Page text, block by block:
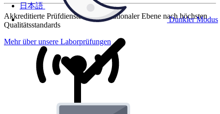
Dunkler Modus
日本語
Akkreditierte Prüfdienste auf internationaler Ebene nach höchsten
Qualitätsstandards
Mehr über unsere Laborprüfungen